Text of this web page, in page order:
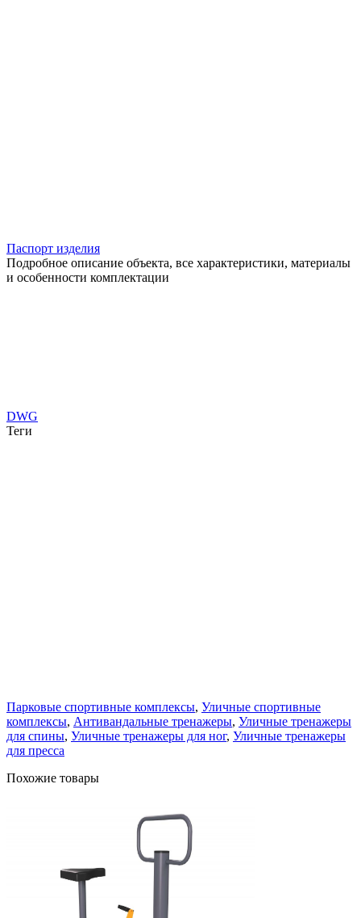
Паспорт изделия
Подробное описание объекта, все характеристики, материалы
и особенности комплектации
DWG
Теги
Парковые спортивные комплексы, Уличные спортивные
комплексы, Антивандальные тренажеры, Уличные тренажеры
для спины, Уличные тренажеры для ног, Уличные тренажеры
для пресса
Похожие товары